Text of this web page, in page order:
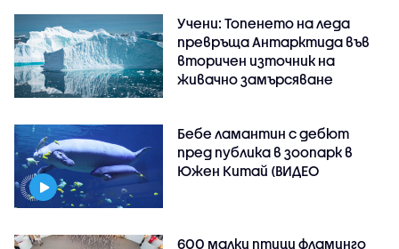
Учени: Топенето на леда
превръща Антарктида във
вторичен източник на
живачно замърсяване
Бебе ламантин с дебют
пред публика в зоопарк в
Южен Китай (ВИДЕО
600 малки птици фламинго